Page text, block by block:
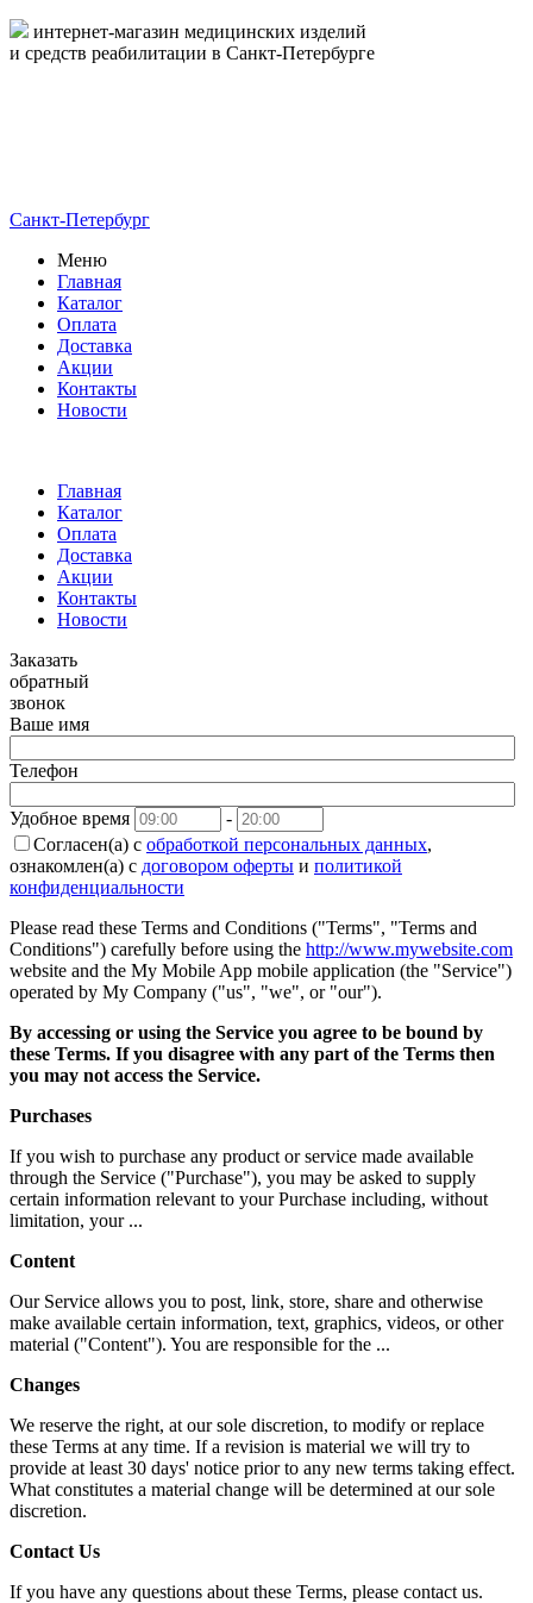
интернет-магазин медицинских изделий
и средств реабилитации в Санкт-Петербурге
Санкт-Петербург
Меню
Главная
Каталог
Оплата
Доставка
Акции
Контакты
Новости
Главная
Каталог
Оплата
Доставка
Акции
Контакты
Новости
Заказать
обратный
звонок
Ваше имя
Телефон
Удобное время
-
Согласен(а) с обработкой персональных данных,
ознакомлен(а) с договором оферты и политикой
конфиденциальности
Please read these Terms and Conditions ("Terms", "Terms and
Conditions") carefully before using the http://www.mywebsite.com
website and the My Mobile App mobile application (the "Service")
operated by My Company ("us", "we", or "our").
By accessing or using the Service you agree to be bound by
these Terms. If you disagree with any part of the Terms then
you may not access the Service.
Purchases
If you wish to purchase any product or service made available
through the Service ("Purchase"), you may be asked to supply
certain information relevant to your Purchase including, without
limitation, your ...
Content
Our Service allows you to post, link, store, share and otherwise
make available certain information, text, graphics, videos, or other
material ("Content"). You are responsible for the ...
Changes
We reserve the right, at our sole discretion, to modify or replace
these Terms at any time. If a revision is material we will try to
provide at least 30 days' notice prior to any new terms taking effect.
What constitutes a material change will be determined at our sole
discretion.
Contact Us
If you have any questions about these Terms, please contact us.